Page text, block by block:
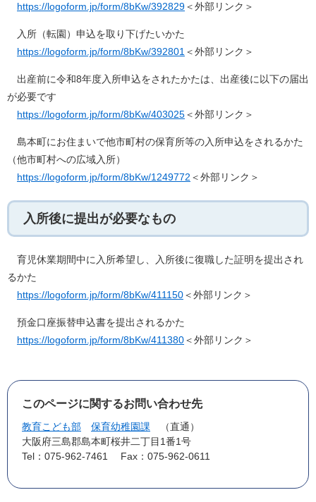
https://logoform.jp/form/8bKw/392829＜外部リンク＞
入所（転園）申込を取り下げたいかた
https://logoform.jp/form/8bKw/392801 ＜外部リンク＞
出産前に令和8年度入所申込をされたかたは、出産後に以下の届出
が必要です
https://logoform.jp/form/8bKw/403025＜外部リンク＞
島本町にお住まいで他市町村の保育所等の入所申込をされるかた
（他市町村への広域入所）
https://logoform.jp/form/8bKw/1249772 ＜外部リンク＞
入所後に提出が必要なもの
育児休業期間中に入所希望し、入所後に復職した証明を提出され
るかた
https://logoform.jp/form/8bKw/411150＜外部リンク＞
預金口座振替申込書を提出されるかた
https://logoform.jp/form/8bKw/411380＜外部リンク＞
このページに関するお問い合わせ先
教育こども部 保育幼稚園課
直通
大阪府三島郡島本町桜井二丁目1番1号
Tel：075-962-7461
Fax：075-962-0611